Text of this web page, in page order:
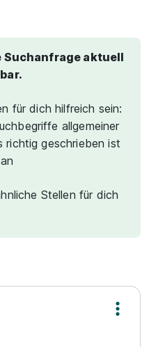
Suchanfrage aktuell
für dich hilfreich sein:
allgemeiner
richtig geschrieben ist
Stellen für dich